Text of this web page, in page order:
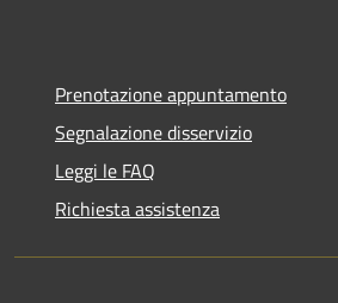
Prenotazione appuntamento
Segnalazione disservizio
Leggi le FAQ
Richiesta assistenza